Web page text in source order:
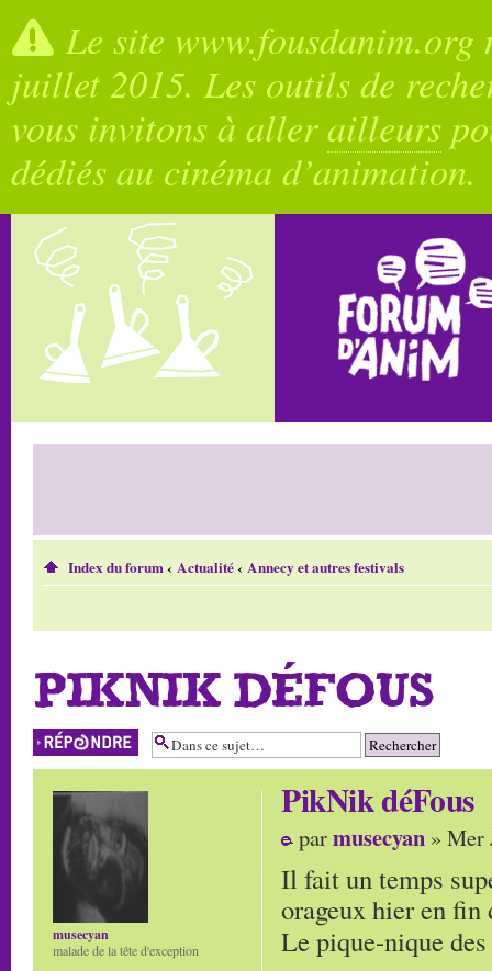
Le site
juillet 2015. Les outils de
vous invitons à allerailleurs
dédiés au cinéma d’animation.
Index du forum‹ Actualité‹ Annecy et autres festivals
PIKNIK DÉFOUS
Répondre
PikNik déFous
parmusecyan » Mer
Il fait un temps
orageux hier en fin
Le pique-nique
musecyan
malade de la tête d'exception